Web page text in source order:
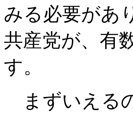
みる必要があ
共産党が、有
す。
まずいえる